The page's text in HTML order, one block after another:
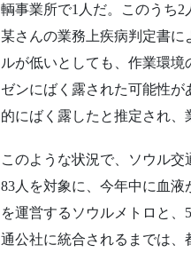
輌事業所で1人だ。このうち
某さんの業務上疾病判定書
ルが低いとしても、作業環
ゼンにばく露された可能性
的にばく露したと推定され、
このような状況で、ソウル
83人を対象に、今年中に血
を運営するソウルメトロと、
通公社に統合されるまでは